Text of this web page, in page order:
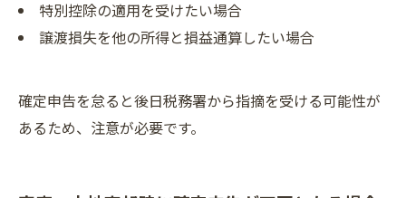
特別控除の適用を受けたい場合
譲渡損失を他の所得と損益通算したい場合
確定申告を怠ると後日税務署から指摘を受ける可能性が
あるため、注意が必要です。